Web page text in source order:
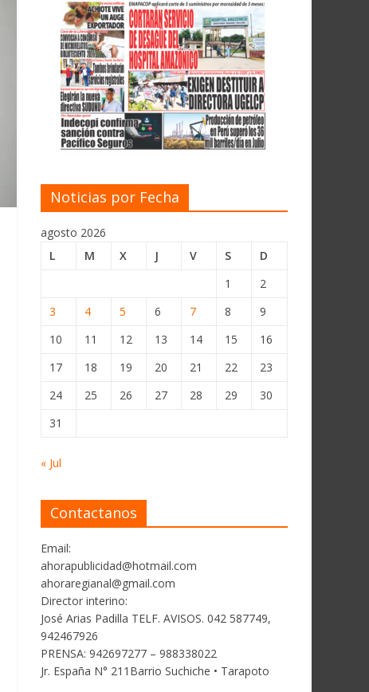
Noticias por Fecha
agosto 2026
L
M X J V S
D
1
2
3
4 5 6 7 8
9
10
11 12 13 14 15
16
17
18 19 20 21 22
23
24
25 26 27 28 29
30
31
« Jul
Contactanos
Email:
ahorapublicidad@hotmail.com
ahoraregianal@gmail.com
Director interino:
José Arias Padilla TELF. AVISOS. 042 587749,
942467926
PRENSA: 942697277 – 988338022
Jr. España N° 211Barrio Suchiche • Tarapoto